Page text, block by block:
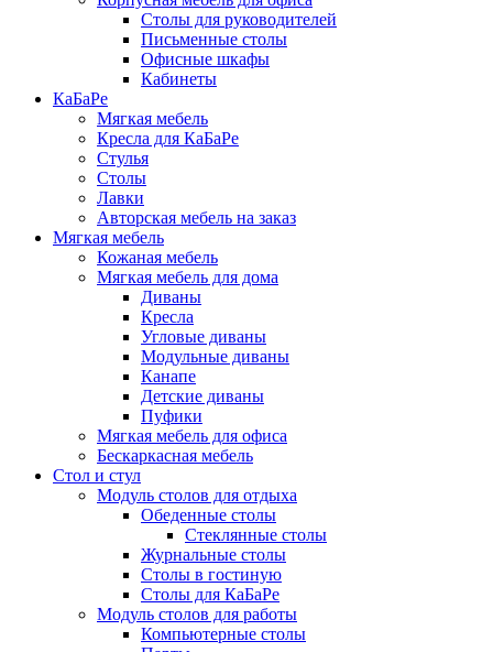
Столы для руководителей
Письменные столы
Офисные шкафы
Кабинеты
КаБаРе
Мягкая мебель
Кресла для КаБаРе
Стулья
Столы
Лавки
Авторская мебель на заказ
Мягкая мебель
Кожаная мебель
Мягкая мебель для дома
Диваны
Кресла
Угловые диваны
Модульные диваны
Канапе
Детские диваны
Пуфики
Мягкая мебель для офиса
Бескаркасная мебель
Стол и стул
Модуль столов для отдыха
Обеденные столы
Стеклянные столы
Журнальные столы
Столы в гостиную
Столы для КаБаРе
Модуль столов для работы
Компьютерные столы